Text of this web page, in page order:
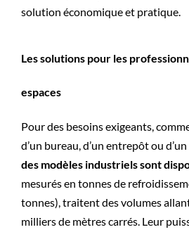
solution économique et pratique.
Les solutions pour les
espaces
Pour des besoins exigeants,
d’un bureau, d’un entrepôt ou
des modèles industriels sont
mesurés en tonnes de
tonnes), traitent des volumes
milliers de mètres carrés. Leur